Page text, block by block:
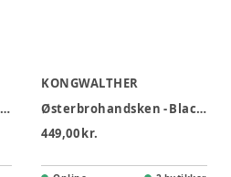
Østerbroposen - Puffer Grey
KONGWALTHER
Østerbrohandsken - Black Faux Suede
449,00 kr.